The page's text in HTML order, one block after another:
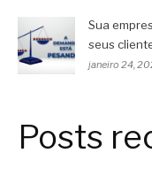
Sua
seus
janeiro 24,
Posts